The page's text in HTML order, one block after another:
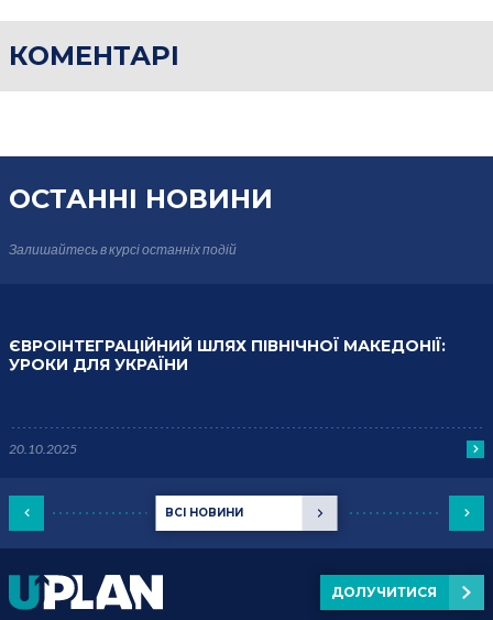
КОМЕНТАРІ
ОСТАННІ НОВИНИ
Залишайтесь в курсіостанніх подій
ВСІ НОВИНИ
ЄВРОІНТЕГРАЦІЙНИЙ ШЛЯХ ПІВНІЧНОЇ МАКЕДОНІЇ:
УРОКИ ДЛЯ УКРАЇНИ
20.10.2025
ДОЛУЧИТИСЯ